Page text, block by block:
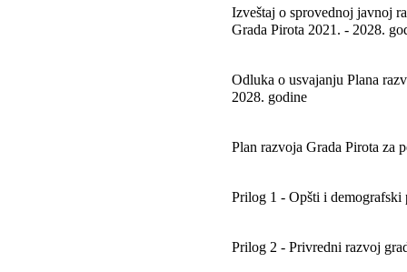
Izveštaj o sprovednoj javnoj
Grada Pirota 2021. - 2028.
Odluka o usvajanju Plana
2028. godine
Plan razvoja Grada Pirota za
Prilog 1 - Opšti i demografski
Prilog 2 - Privredni razvoj